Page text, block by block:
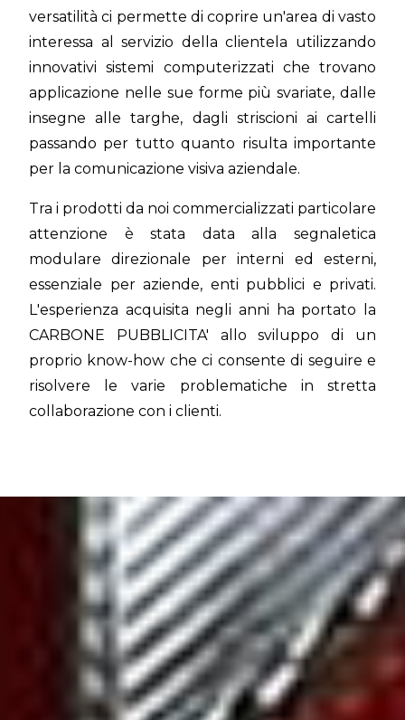
versatilità ci permette di coprire un'area di vasto
interessa al servizio della clientela utilizzando
innovativi sistemi computerizzati che trovano
applicazione nelle sue forme più svariate, dalle
insegne alle targhe, dagli striscioni ai cartelli
passando per tutto quanto risulta importante
per la comunicazione visiva aziendale.
Tra i prodotti da noi commercializzati particolare
attenzione è stata data alla segnaletica
modulare direzionale per interni ed esterni,
essenziale per aziende, enti pubblici e privati.
L'esperienza acquisita negli anni ha portato la
CARBONE PUBBLICITA' allo sviluppo di un
proprio know-how che ci consente di seguire e
risolvere le varie problematiche in stretta
collaborazione con i clienti.